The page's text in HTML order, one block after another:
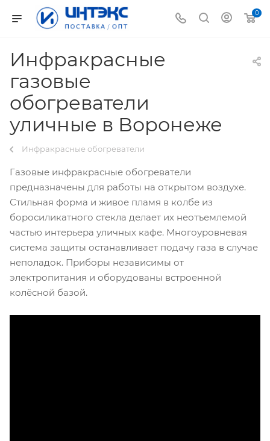
0
Инфракрасные
газовые
обогреватели
уличные в Воронеже
Инфракрасные обогреватели
Газовые инфракрасные обогреватели
предназначены для работы на открытом воздухе.
Стильная форма и живое пламя в колбе из
боросиликатного стекла делает их неотъемлемой
частью интерьера уличных кафе. Многоуровневая
система защиты останавливает подачу газа в случае
неполадок. Приборы независимы от
электропитания и оборудованы встроенной
колёсной базой.